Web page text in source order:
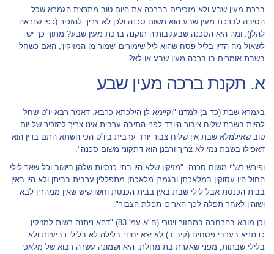
ברכת מעין שבע ולא מזכירים בברכה את היום טוב מתרצת הגמרא שכל
הסיבה לברכת מעין שבע הוא משום סכנה ולכן לא צריך להזכיר (כפי שנראה
להלן). ומה היא הסכנה שבעקבותיה תוקנה ברכת מעין שבע? מתוך כך יש
לשאול מה הדין בליל פסח שהוא ליל שימורים 'שמור מן המזיקין', האם כשחל
בשבת אומרים בו ברכה מעין שבע או לא?
א. תקנת ברכה מעין שבע
בגמרא שבת (כד ב) למדנו "וקיימא לן הילכתא כרבא. דאמר רבא יו''ט שחל
להיות בשבת שליח ציבור היורד לפני התיבה ערבית אינו צריך להזכיר של יום
טוב שאילמלא שבת אין שליח צבור יורד ערבית ביו''ט הכי השתא התם בדין הוא
דאפילו בשבת נמי לא צריך ורבנן הוא דתקוני משום סכנה".
ופירש רש"י משום סכנה- "מזיקין שלא היו בתי כנסיות שלהן בישוב וכל שאר לילי
החול היו עסוקין במלאכתן ובגמרן מלאכתן מתפללין ערבית בביתן ולא היו באין
בבית הכנסת אבל לילי שבת באין בבית הכנסת וחשו שיש שאין ממהרין לבא
ושוהין לאחר תפלה לכך האריכו תפלת הצבור".
וכן מובא בהרחבה במחזור ויטרי (ח"א עמ' 83) "דהא ניתנה רשות למזיקין
כדתניא בערבי פסחים (קיב ב) לא יצא יחידי בלילה לא בלילי רביעיות ולא
בלילי שבתות, מפני שאגרת בת מחלת, היא ושמונה עשרה רבוא של מלאכי